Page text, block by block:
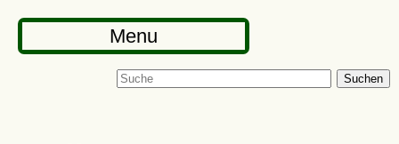
Menu
Suchen